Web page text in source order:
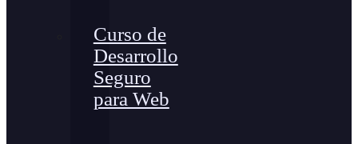
Curso de
Desarrollo
Seguro
para Web